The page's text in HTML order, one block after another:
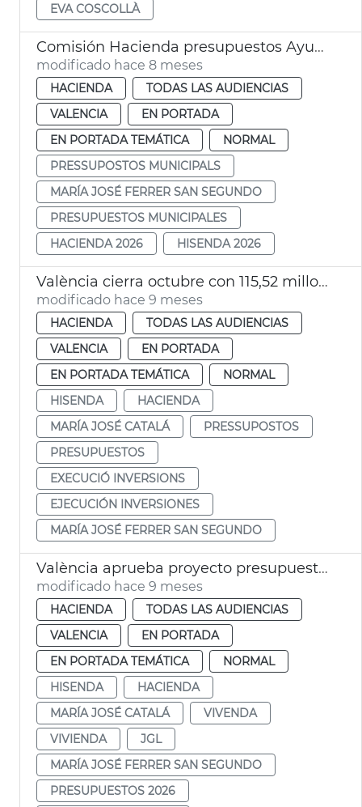
EVA COSCOLLÀ
Comisión Hacienda presupuestos Ayuntamiento València 2026
modificado hace 8 meses
HACIENDA
TODAS LAS AUDIENCIAS
VALENCIA
EN PORTADA
EN PORTADA TEMÁTICA
NORMAL
PRESSUPOSTOS MUNICIPALS
MARÍA JOSÉ FERRER SAN SEGUNDO
PRESUPUESTOS MUNICIPALES
HACIENDA 2026
HISENDA 2026
València cierra octubre con 115,52 millones de euros de inversiones
modificado hace 9 meses
HACIENDA
TODAS LAS AUDIENCIAS
VALENCIA
EN PORTADA
EN PORTADA TEMÁTICA
NORMAL
HISENDA
HACIENDA
MARÍA JOSÉ CATALÁ
PRESSUPOSTOS
PRESUPUESTOS
EXECUCIÓ INVERSIONS
EJECUCIÓN INVERSIONES
MARÍA JOSÉ FERRER SAN SEGUNDO
València aprueba proyecto presupuestos 2026
modificado hace 9 meses
HACIENDA
TODAS LAS AUDIENCIAS
VALENCIA
EN PORTADA
EN PORTADA TEMÁTICA
NORMAL
HISENDA
HACIENDA
MARÍA JOSÉ CATALÁ
VIVENDA
VIVIENDA
JGL
MARÍA JOSÉ FERRER SAN SEGUNDO
PRESUPUESTOS 2026